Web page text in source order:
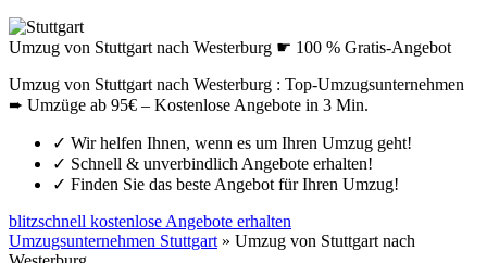
Umzug von Stuttgart nach Westerburg ☛ 100 % Gratis-Angebot
Umzug von Stuttgart nach Westerburg : Top-Umzugsunternehmen
➨ Umzüge ab 95€ – Kostenlose Angebote in 3 Min.
✓ Wir helfen Ihnen, wenn es um Ihren Umzug geht!
✓ Schnell & unverbindlich Angebote erhalten!
✓ Finden Sie das beste Angebot für Ihren Umzug!
blitzschnell kostenlose Angebote erhalten
Umzugsunternehmen Stuttgart » Umzug von Stuttgart nach